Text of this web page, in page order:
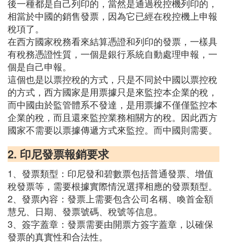
後一種都是自己列印的，當然是通過稅控機列印的，
相當於中國的銷售發票，因為它已經在稅控機上申報
稅項了。
在西方國家稅務看來結算憑證和列印的發票，一樣具
有稅務憑證性質，一個是銀行系統自動處理申報，一
個是自己申報。
這個也是以票控稅的方式，只是不同於中國以票控稅
的方式，西方國家是用票據只是來監控本企業的稅，
而中國由於監管體系不發達，是用票據不僅僅監控本
企業的稅，而且還來監控業務相關方的稅。因此西方
國家不需要以票據傳遞方式來監控。而中國則需要。
2. 印尼發票報銷要求
1、發票類型：印尼發和碧數票包括普通發票、增值
稅發票等，需要根據實際情況選擇相應的發票類型。
2、發票內容：發票上需要包含公司名稱、喚首金額
慧兄、日期、發票號碼、稅號等信息。
3、簽字蓋章：發票需要由開票方簽字蓋章，以確保
發票的真實性和合法性。